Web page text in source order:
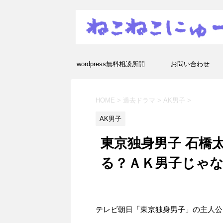
wordpress無料相談所開
ます！
お問い合わせ
HOME > 過去ドラマ > AK男子 >
AK男子
東京独身男子 石橋
る？ＡＫ男子じゃ
テレビ朝日「東京独身男子」の主人公